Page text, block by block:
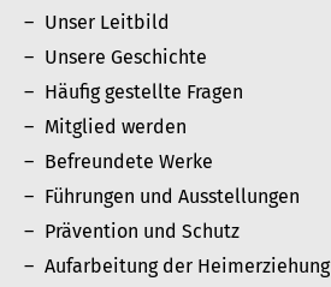
Unser Leitbild
Unsere Geschichte
Häufig gestellte Fragen
Mitglied werden
Befreundete Werke
Führungen und Ausstellungen
Prävention und Schutz
Aufarbeitung der Heimerziehung